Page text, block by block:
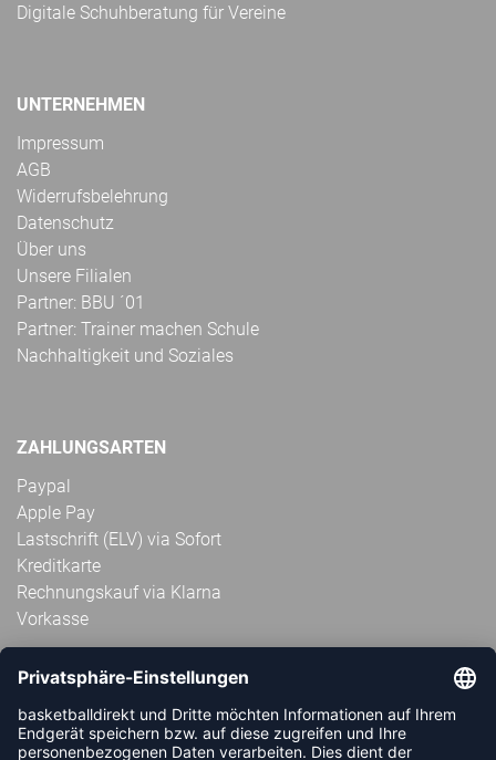
Digitale Schuhberatung für Vereine
UNTERNEHMEN
Impressum
AGB
Widerrufsbelehrung
Datenschutz
Über uns
Unsere Filialen
Partner: BBU ´01
Partner: Trainer machen Schule
Nachhaltigkeit und Soziales
ZAHLUNGSARTEN
Paypal
Apple Pay
Lastschrift (ELV) via Sofort
Kreditkarte
Rechnungskauf via Klarna
Vorkasse
ABONNIERE JETZT DEN KOSTENLOSEN
HANDBALLDIREKT-NEWSLETTER UND VERPASSE KEINE
NEUIGKEIT ODER AKTION MEHR.